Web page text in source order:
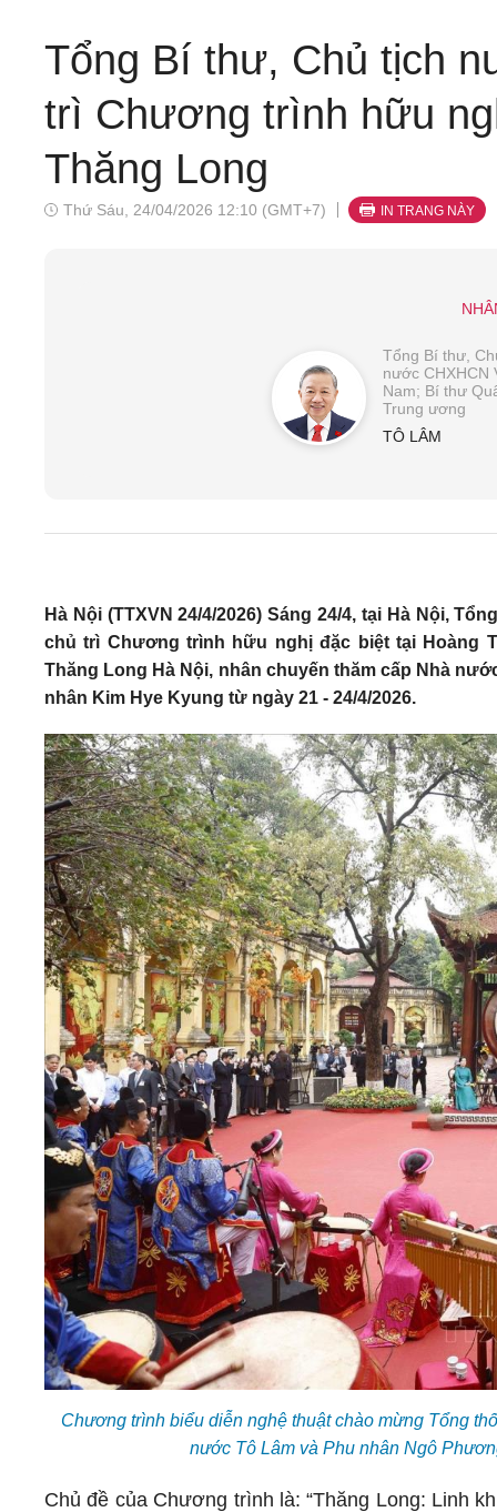
Tổng Bí thư, Chủ tịch
trì Chương trình hữu
Thăng Long
Thứ Sáu, 24/04/2026 12:10 (GMT+7) IN TRANG NÀY
Tổng Bí thư,
nước CHXHCN
Nam; Bí thư
Trung ương
TÔ LÂM
Hà Nội (TTXVN 24/4/2026) Sáng 24/4, tại Hà Nội,
chủ trì Chương trình hữu nghị đặc biệt tại Hoàng
Thăng Long Hà Nội, nhân chuyến thăm cấp Nhà
nhân Kim Hye Kyung từ ngày 21 - 24/4/2026.
Chương trình biểu diễn nghệ thuật chào mừng Tổng
nước Tô Lâm và Phu nhân Ngô
Chủ đề của Chương trình là: “Thăng Long: Linh